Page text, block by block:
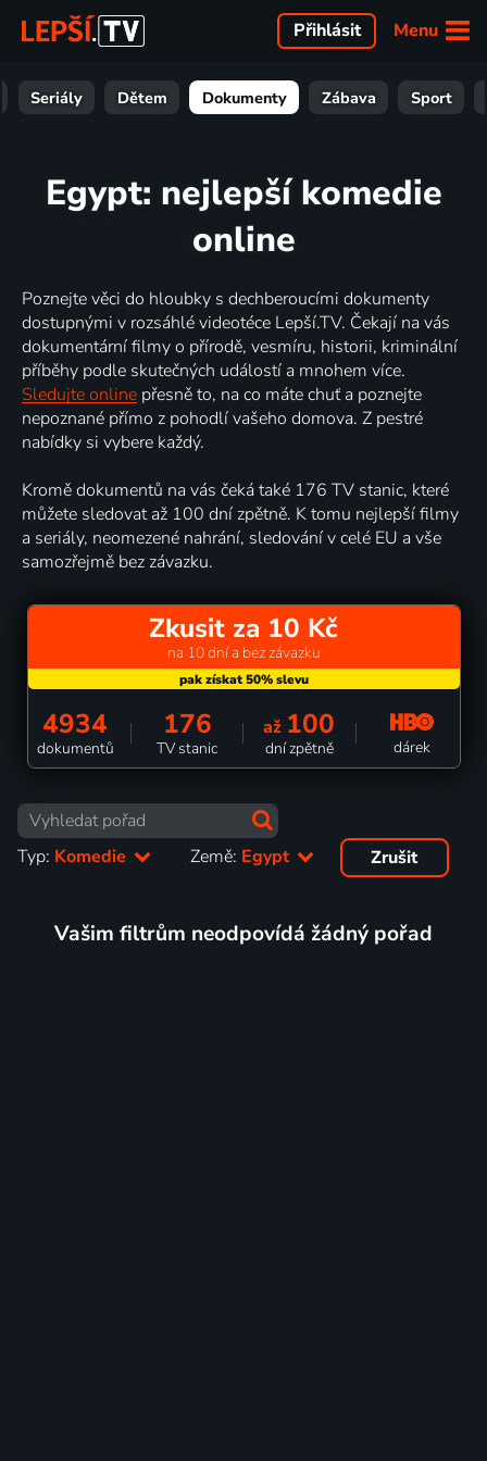
Menu
Přihlásit
Seriály Dětem Dokumenty Zábava Sport
Egypt: nejlepší komedie
online
Poznejte věci do hloubky s dechberoucími dokumenty
dostupnými v rozsáhlé videotéce Lepší.TV. Čekají na vás
dokumentární filmy o přírodě, vesmíru, historii, kriminální
příběhy podle skutečných událostí a mnohem více.
Sledujte online přesně to, na co máte chuť a poznejte
nepoznané přímo z pohodlí vašeho domova. Z pestré
nabídky si vybere každý.
Kromě dokumentů na vás čeká také 176 TV stanic, které
můžete sledovat až 100 dní zpětně. K tomu nejlepší filmy
a seriály, neomezené nahrání, sledování v celé EU a vše
samozřejmě bez závazku.
Zkusit za 10 Kč
na 10 dní a bez závazku
4934
dokumentů
176
TV stanic
až 100
dní zpětně dárek
Typ: Komedie Země: Egypt Zrušit
Vašim filtrům neodpovídá žádný pořad